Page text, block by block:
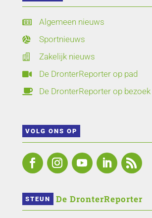
 Algemeen nieuws
 Sportnieuws
 Zakelijk nieuws
 De DronterReporter op pad
 De DronterReporter op bezoek
VOLG ONS OP
STEUN De DronterReporter